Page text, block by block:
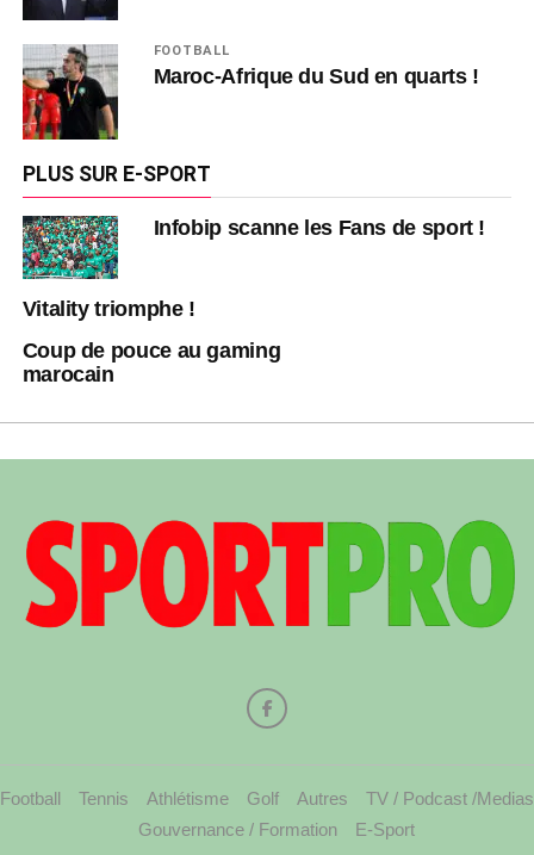
FOOTBALL
Maroc-Afrique du Sud en quarts !
PLUS SUR E-SPORT
Infobip scanne les Fans de sport !
Vitality triomphe !
Coup de pouce au gaming
marocain
Football Tennis Athlétisme Golf Autres
TV / Podcast /Medias
Gouvernance / Formation
E-Sport